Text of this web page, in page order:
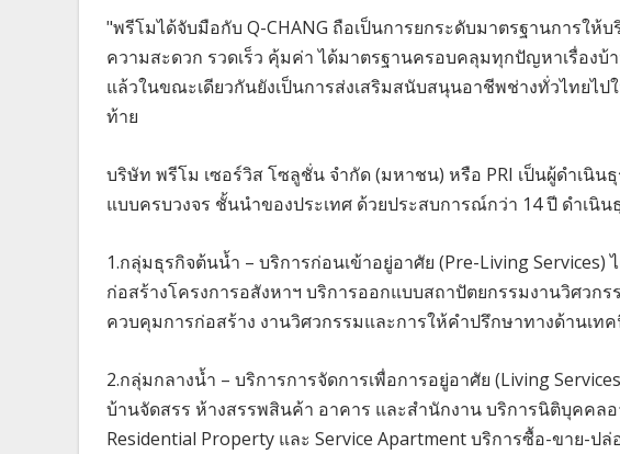
"พรีโมได้จับมือกับ Q-CHANG ถือเป็นการยกระดับมาตรฐานการให้
ความสะดวก รวดเร็ว คุ้มค่า ได้มาตรฐานครอบคลุมทุกปัญหาเรื่องบ้
แล้วในขณะเดียวกันยังเป็นการส่งเสริมสนับสนุนอาชีพช่างทั่วไทยไ
ท้าย
บริษัท พรีโม เซอร์วิส โซลูชั่น จำกัด (มหาชน) หรือ PRI เป็นผู้ดำเนิน
แบบครบวงจร ชั้นนำของประเทศ ด้วยประสบการณ์กว่า 14 ปี ดำเนิ
1.กลุ่มธุรกิจต้นน้ำ – บริการก่อนเข้าอยู่อาศัย (Pre-Living
ก่อสร้างโครงการอสังหาฯ บริการออกแบบสถาปัตยกรรมงานวิศวก
ควบคุมการก่อสร้าง งานวิศวกรรมและการให้คำปรึกษาทางด้านเท
2.กลุ่มกลางน้ำ – บริการการจัดการเพื่อการอยู่อาศัย (Living
บ้านจัดสรร ห้างสรรพสินค้า อาคาร และสำนักงาน บริการนิติบุคคล
Residential Property และ Service Apartment บริการซื้อ-ขาย-ป